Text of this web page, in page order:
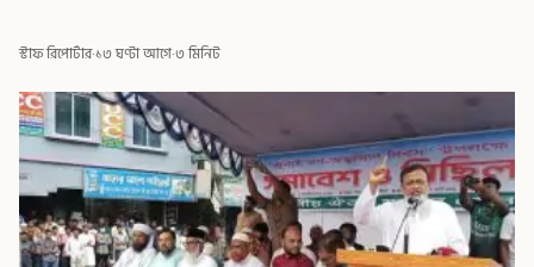
স্টাফ রিপোর্টার·১৩ ঘণ্টা আগে·৩ মিনিট